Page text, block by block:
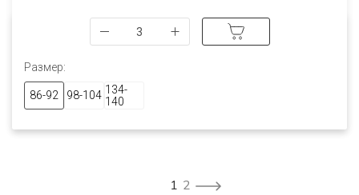
Размер:
86-92 98-104 134-
140
1 2